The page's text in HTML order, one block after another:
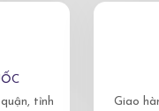
tỉnh
Giao